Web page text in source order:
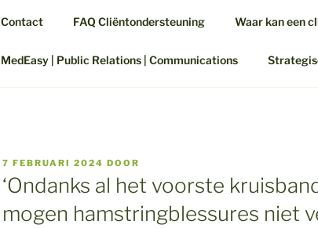
Contact FAQ Cliëntondersteuning Waar kan een
MedEasy | Public Relations | Communications
GEPLAATST
OP
7 FEBRUARI 2024 DOOR
‘Ondanks al het voorste
mogen hamstringblessures niet